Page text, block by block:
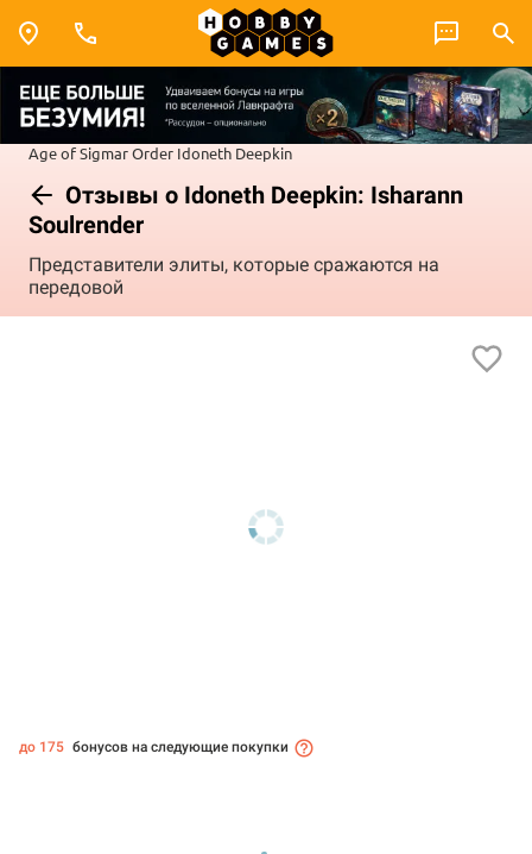
Age of SigmarOrder Idoneth Deepkin
Отзывы о Idoneth Deepkin: Isharann
Soulrender
Представители элиты, которые сражаются на
передовой
до 175 бонусов на следующие покупки